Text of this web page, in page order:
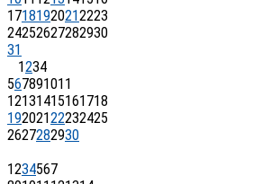
17181920212223
24252627282930
31
1234
567891011
12131415161718
19202122232425
2627282930
1234567